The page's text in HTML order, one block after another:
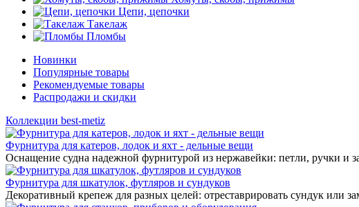
Цепи, цепочки
Такелаж
Пломбы
Новинки
Популярные товары
Рекомендуемые товары
Распродажи и скидки
Коллекции best-metiz
Фурнитура для катеров, лодок и яхт - дельные вещи
Оснащение судна надежной фурнитурой из нержавейки: петли, ручки и
Фурнитура для шкатулок, футляров и сундуков
Декоративный крепеж для разных целей: отреставрировать сундук или